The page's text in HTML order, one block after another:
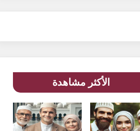
الأكثر مشاهدة